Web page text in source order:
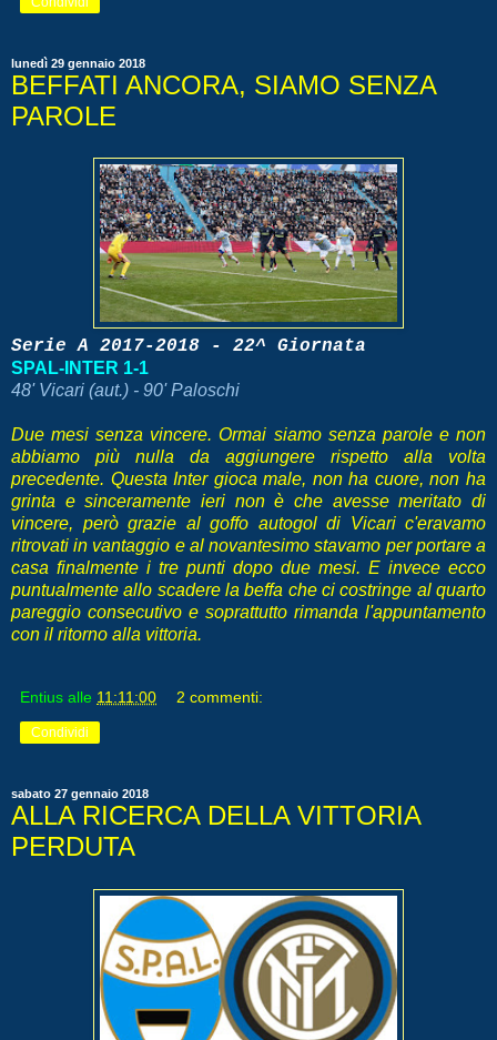
lunedì 29 gennaio 2018
BEFFATI ANCORA, SIAMO SENZA
PAROLE
Serie A 2017-2018 - 22^ Giornata
SPAL-INTER 1-1
48' Vicari (aut.) - 90' Paloschi
Due mesi senza vincere. Ormai siamo senza parole e non
abbiamo più nulla da aggiungere rispetto alla volta
precedente. Questa Inter gioca male, non ha cuore, non ha
grinta e sinceramente ieri non è che avesse meritato di
vincere, però grazie al goffo autogol di Vicari c'eravamo
ritrovati in vantaggio e al novantesimo stavamo per portare a
casa finalmente i tre punti dopo due mesi. E invece ecco
puntualmente allo scadere la beffa che ci costringe al quarto
pareggio consecutivo e soprattutto rimanda l'appuntamento
con il ritorno alla vittoria.
Entius alle 11:11:00 2 commenti:
Condividi
sabato 27 gennaio 2018
ALLA RICERCA DELLA VITTORIA
PERDUTA